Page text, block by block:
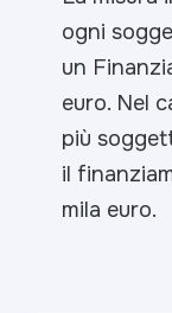
ogni
un
euro. Nel
più
il
mila euro.